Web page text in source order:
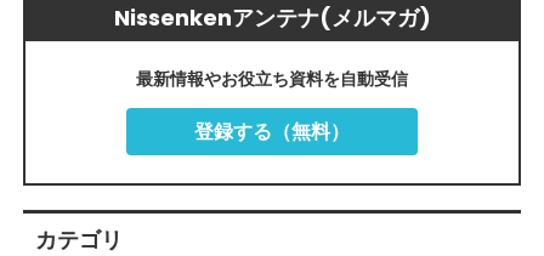
Nissenkenアンテナ(メルマガ)
最新情報やお役立ち資料を自動受信
登録する（無料）
カテゴリ